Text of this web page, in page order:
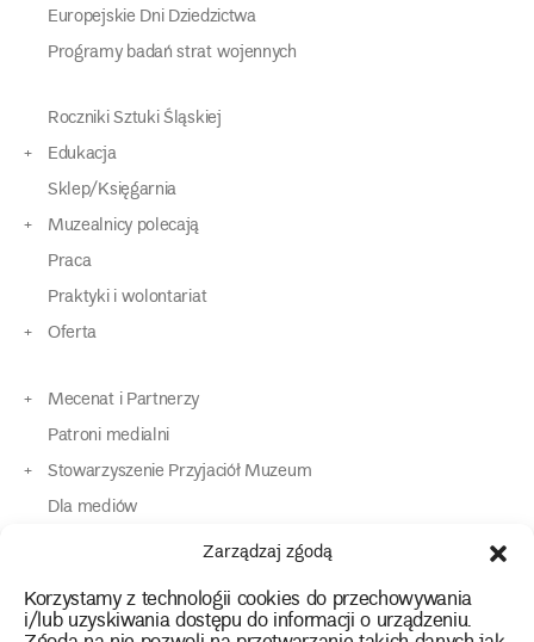
Zarządzaj zgodą
Korzystamy z technologii cookies do przechowywania
i/lub uzyskiwania dostępu do informacji o urządzeniu.
Europejskie Dni Dziedzictwa
Programy badań strat wojennych
Roczniki Sztuki Śląskiej
Edukacja
Sklep/Księgarnia
Muzealnicy polecają
Praca
Praktyki i wolontariat
Oferta
Mecenat i Partnerzy
Patroni medialni
Stowarzyszenie Przyjaciół Muzeum
Dla mediów
Dla osób o specjalnych potrzebach
Kontakt